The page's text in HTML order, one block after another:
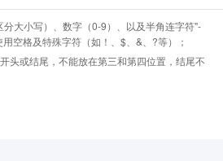
分大小写）、数字（0-9）、以及半角连字符"-
空格及特殊字符（如！、$、&、?等）；
头或结尾，不能放在第三和第四位置，结尾不